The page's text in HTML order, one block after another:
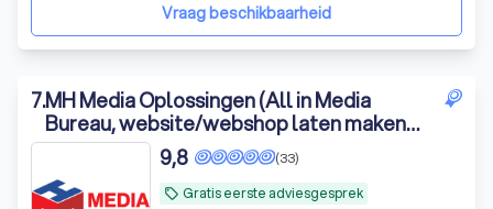
Vraag beschikbaarheid
7.MH Media Oplossingen (All in Media
Bureau, website/webshop laten maken
met Google Optimalisatie)
local_offer Gratis eerste adviesgesprek
(33)
9,8